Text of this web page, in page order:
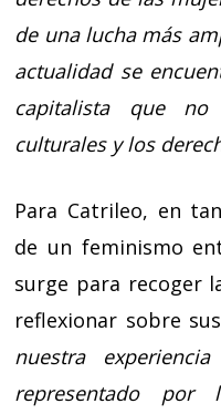
de una lucha más
actualidad se
capitalista que no
culturales y los
Para Catrileo, en
de un feminismo
surge para recoger
reflexionar sobre
nuestra
representado por